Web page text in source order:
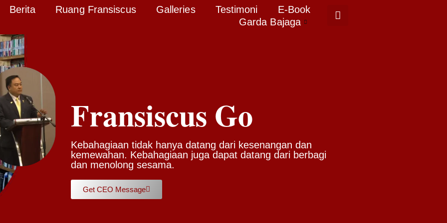
Berita Ruang Fransiscus Galleries Testimoni
E-Book
Garda Bajaga
Fransiscus Go
Kebahagiaan tidak hanya datang dari kesenangan dan
kemewahan. Kebahagiaan juga dapat datang dari berbagi
dan menolong sesama.
Get CEO Message